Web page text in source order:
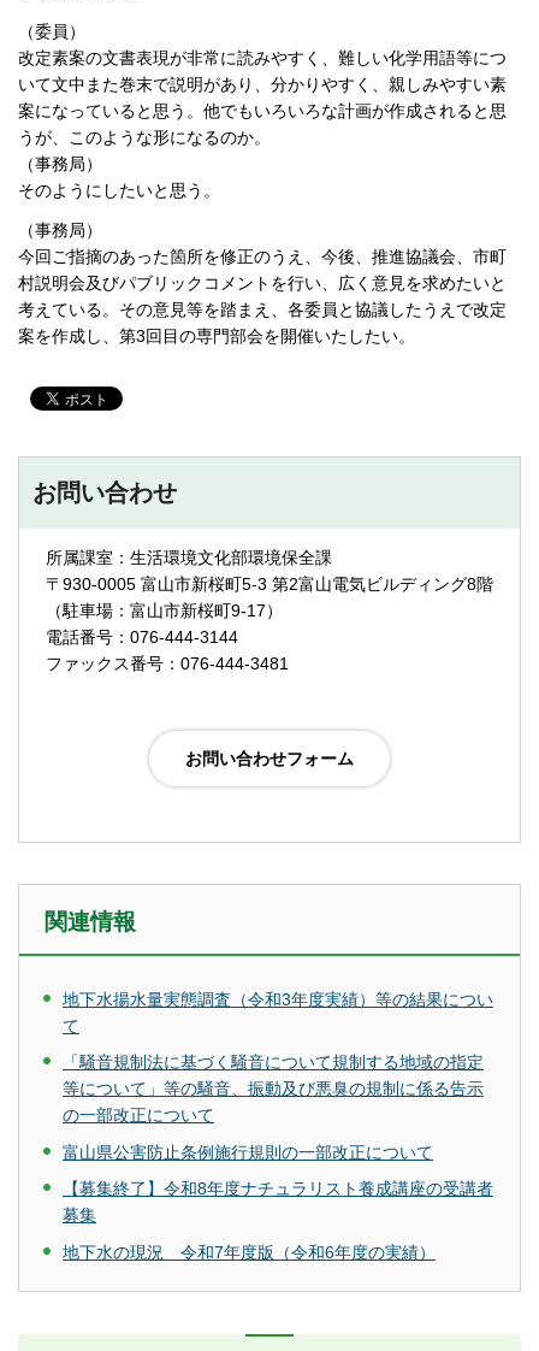
（委員）
改定素案の文書表現が非常に読みやすく、難しい化学用語等につ
いて文中また巻末で説明があり、分かりやすく、親しみやすい素
案になっていると思う。他でもいろいろな計画が作成されると思
うが、このような形になるのか。
（事務局）
そのようにしたいと思う。
（事務局）
今回ご指摘のあった箇所を修正のうえ、今後、推進協議会、市町
村説明会及びパブリックコメントを行い、広く意見を求めたいと
考えている。その意見等を踏まえ、各委員と協議したうえで改定
案を作成し、第3回目の専門部会を開催いたしたい。
お問い合わせ
所属課室：生活環境文化部環境保全課
〒930-0005 富山市新桜町5-3 第2富山電気ビルディング8階
（駐車場：富山市新桜町9-17）
電話番号：076-444-3144
ファックス番号：076-444-3481
関連情報
地下水揚水量実態調査（令和3年度実績）等の結果につい
て
「騒音規制法に基づく騒音について規制する地域の指定
等について」等の騒音、振動及び悪臭の規制に係る告示
の一部改正について
富山県公害防止条例施行規則の一部改正について
【募集終了】令和8年度ナチュラリスト養成講座の受講者
募集
地下水の現況 令和7年度版（令和6年度の実績）